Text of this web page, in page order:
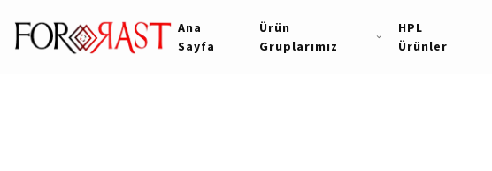
Ana
Sayfa
Ürün
Gruplarımız
HPL
Ürünler